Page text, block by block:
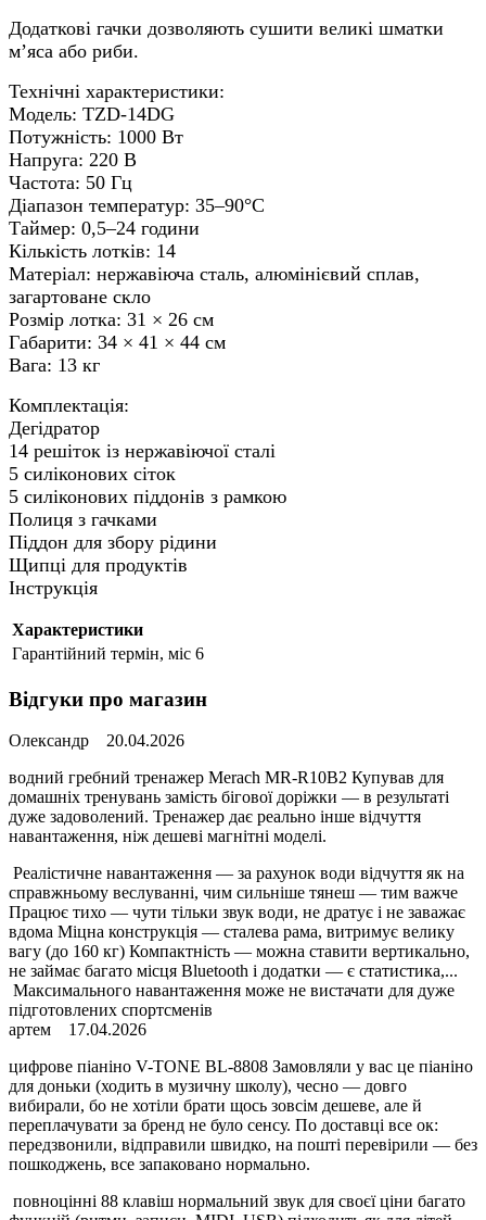
Додаткові гачки дозволяють сушити великі шматки
м’яса або риби.
Технічні характеристики:
Модель: TZD-14DG
Потужність: 1000 Вт
Напруга: 220 В
Частота: 50 Гц
Діапазон температур: 35–90°C
Таймер: 0,5–24 години
Кількість лотків: 14
Матеріал: нержавіюча сталь, алюмінієвий сплав,
загартоване скло
Розмір лотка: 31 × 26 см
Габарити: 34 × 41 × 44 см
Вага: 13 кг
Комплектація:
Дегідратор
14 решіток із нержавіючої сталі
5 силіконових сіток
5 силіконових піддонів з рамкою
Полиця з гачками
Піддон для збору рідини
Щипці для продуктів
Інструкція
Характеристики
Гарантійний термін, міс 6
Відгуки про магазин
Олександр
20.04.2026
водний гребний тренажер Merach MR-R10B2 Купував для
домашніх тренувань замість бігової доріжки — в результаті
дуже задоволений. Тренажер дає реально інше відчуття
навантаження, ніж дешеві магнітні моделі.
Реалістичне навантаження — за рахунок води відчуття як на
справжньому веслуванні, чим сильніше тянеш — тим важче
Працює тихо — чути тільки звук води, не дратує і не заважає
вдома Міцна конструкція — сталева рама, витримує велику
вагу (до 160 кг) Компактність — можна ставити вертикально,
не займає багато місця Bluetooth і додатки — є статистика,...
Максимального навантаження може не вистачати для дуже
підготовлених спортсменів
артем
17.04.2026
цифрове піаніно V-TONE BL-8808 Замовляли у вас це піаніно
для доньки (ходить в музичну школу), чесно — довго
вибирали, бо не хотіли брати щось зовсім дешеве, але й
переплачувати за бренд не було сенсу. По доставці все ок:
передзвонили, відправили швидко, на пошті перевірили — без
пошкоджень, все запаковано нормально.
повноцінні 88 клавіш нормальний звук для своєї ціни багато